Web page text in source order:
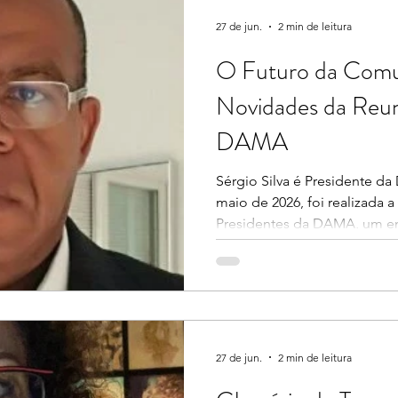
O Futuro da
Novidades da
DAMA
Sérgio Silva é Presidente
maio de 2026, foi realizada
Presidentes da DAMA, um
consolidou a visão da
do ecossistema global de
Foco em Infraestrutura
um polo de discussão sobre
27 de jun. 2 min de leitura
27 de jun. 2 min de leitura